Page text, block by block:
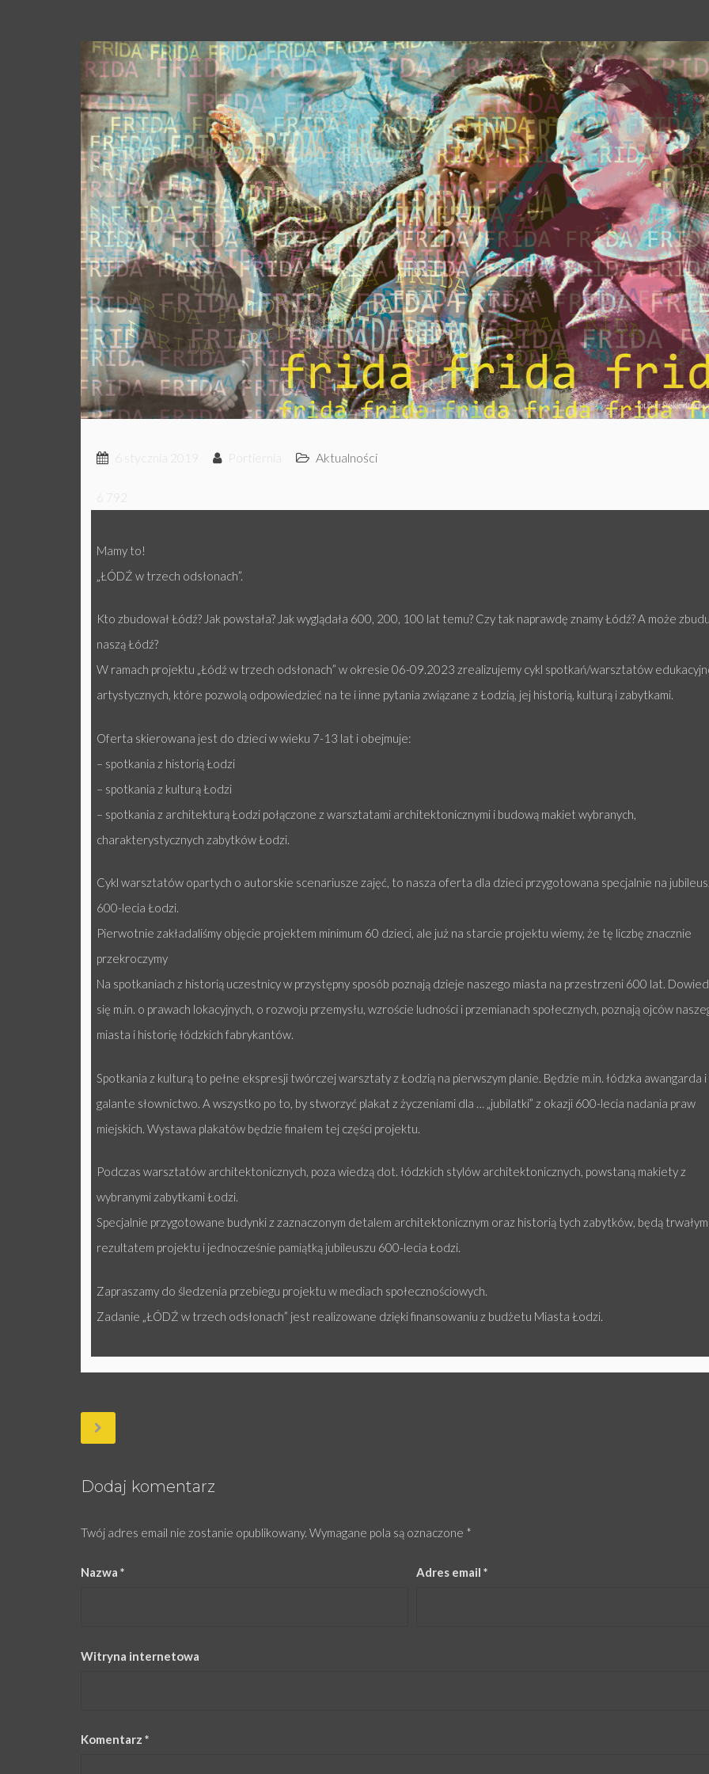
Aktualności
Mamy to!
„ŁÓDŹ w trzech odsłonach”.
Kto zbudował Łódź? Jak powstała? Jak wyglądała 600, 200, 100 lat temu? Czy tak naprawdę znamy Łódź? A może
naszą Łódź?
W ramach projektu „Łódź w trzech odsłonach” w okresie 06-09.2023 zrealizujemy cykl spotkań/warsztatów
artystycznych, które pozwolą odpowiedzieć na te i inne pytania związane z Łodzią, jej historią, kulturą i zabytkami.
Oferta skierowana jest do dzieci w wieku 7-13 lat i obejmuje:
– spotkania z historią Łodzi
– spotkania z kulturą Łodzi
– spotkania z architekturą Łodzi połączone z warsztatami architektonicznymi i budową makiet wybranych,
charakterystycznych zabytków Łodzi.
Cykl warsztatów opartych o autorskie scenariusze zajęć, to nasza oferta dla dzieci przygotowana specjalnie na
600-lecia Łodzi.
Pierwotnie zakładaliśmy objęcie projektem minimum 60 dzieci, ale już na starcie projektu wiemy, że tę liczbę znacznie
przekroczymy
Na spotkaniach z historią uczestnicy w przystępny sposób poznają dzieje naszego miasta na przestrzeni 600 lat.
się m.in. o prawach lokacyjnych, o rozwoju przemysłu, wzroście ludności i przemianach społecznych, poznają ojców
miasta i historię łódzkich fabrykantów.
Spotkania z kulturą to pełne ekspresji twórczej warsztaty z Łodzią na pierwszym planie. Będzie m.in. łódzka awangarda i
galante słownictwo. A wszystko po to, by stworzyć plakat z życzeniami dla … „jubilatki” z okazji 600-lecia nadania praw
miejskich. Wystawa plakatów będzie finałem tej części projektu.
Podczas warsztatów architektonicznych, poza wiedzą dot. łódzkich stylów architektonicznych, powstaną makiety z
wybranymi zabytkami Łodzi.
Specjalnie przygotowane budynki z zaznaczonym detalem architektonicznym oraz historią tych zabytków, będą trwałym
rezultatem projektu i jednocześnie pamiątką jubileuszu 600-lecia Łodzi.
Zapraszamy do śledzenia przebiegu projektu w mediach społecznościowych.
Zadanie „ŁÓDŹ w trzech odsłonach” jest realizowane dzięki finansowaniu z budżetu Miasta Łodzi.
Dodaj komentarz
Twój adres email nie zostanie opublikowany. Wymagane pola są oznaczone *
Nazwa * Adres email *
Witryna internetowa
Komentarz *